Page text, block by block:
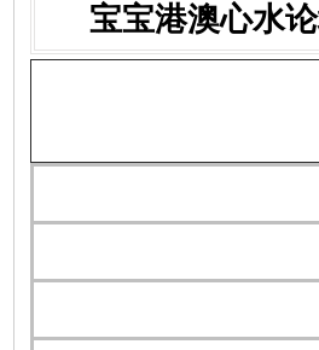
宝宝港澳心水